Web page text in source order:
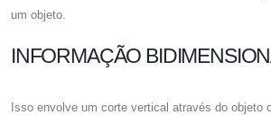
um objeto.
INFORMAÇÃO
Isso envolve um corte vertical através do objeto